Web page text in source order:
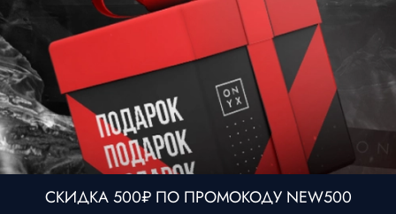
Футболка Puma x Sesame • Белый
1 190 ₽
Нет в наличии
СКИДКА 500₽ ПО ПРОМОКОДУ NEW500